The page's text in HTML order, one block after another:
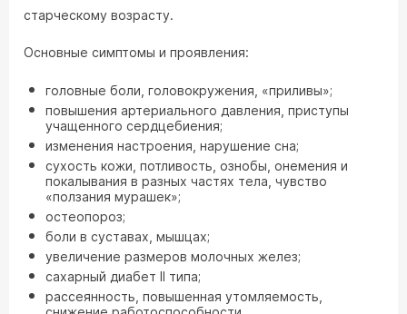
старческому возрасту.
Основные симптомы и проявления:
головные боли, головокружения, «приливы»;
повышения артериального давления, приступы
учащенного сердцебиения;
изменения настроения, нарушение сна;
сухость кожи, потливость, ознобы, онемения и
покалывания в разных частях тела, чувство
«ползания мурашек»;
остеопороз;
боли в суставах, мышцах;
увеличение размеров молочных желез;
сахарный диабет II типа;
рассеянность, повышенная утомляемость,